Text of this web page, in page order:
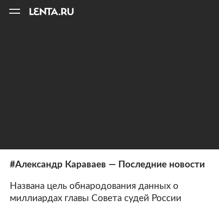
#Александр Караваев — Последние новости
Названа цель обнародования данных о
миллиардах главы Совета судей России